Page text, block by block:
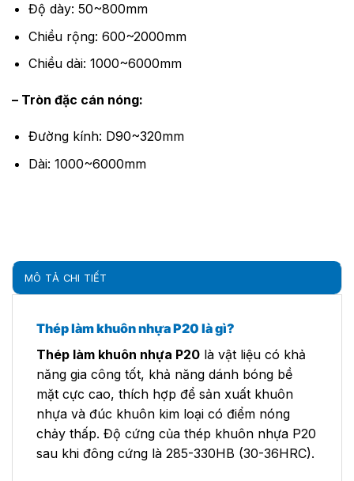
Độ dày: 50~800mm
Chiều rộng: 600~2000mm
Chiều dài: 1000~6000mm
– Tròn đặc cán nóng:
Đường kính: D90~320mm
Dài: 1000~6000mm
MÔ TẢ CHI TIẾT
Thép làm khuôn nhựa P20 là gì?
Thép làm khuôn nhựa P20 là vật liệu có khả
năng gia công tốt, khả năng dánh bóng bề
mặt cực cao, thích hợp để sản xuất khuôn
nhựa và đúc khuôn kim loại có điểm nóng
chảy thấp. Độ cứng của thép khuôn nhựa P20
sau khi đông cứng là 285-330HB (30-36HRC).